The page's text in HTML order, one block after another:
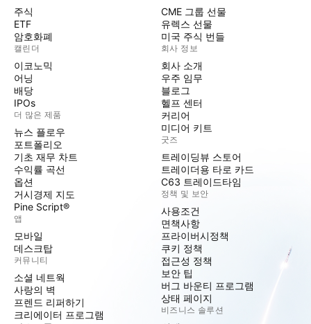
주식
ETF
암호화폐
캘린더
이코노믹
어닝
배당
IPOs
더 많은 제품
뉴스 플로우
포트폴리오
기초 재무 차트
수익률 곡선
옵션
거시경제 지도
Pine Script®
앱
모바일
데스크탑
커뮤니티
소셜 네트웍
사랑의 벽
프렌드 리퍼하기
크리에이터 프로그램
CME 그룹 선물
유렉스 선물
미국 주식 번들
회사 정보
회사 소개
우주 임무
블로그
헬프 센터
커리어
미디어 키트
굿즈
트레이딩뷰 스토어
트레이더용 타로 카드
C63 트레이드타임
정책 및 보안
사용조건
면책사항
프라이버시정책
쿠키 정책
접근성 정책
보안 팁
버그 바운티 프로그램
상태 페이지
비즈니스 솔루션